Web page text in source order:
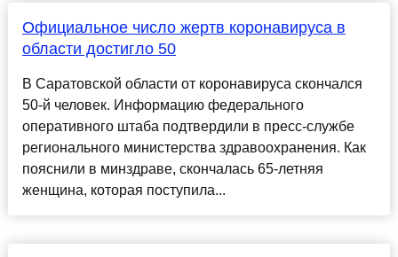
Официальное число жертв коронавируса в
области достигло 50
В Саратовской области от коронавируса скончался
50-й человек. Информацию федерального
оперативного штаба подтвердили в пресс-службе
регионального министерства здравоохранения. Как
пояснили в минздраве, скончалась 65-летняя
женщина, которая поступила...